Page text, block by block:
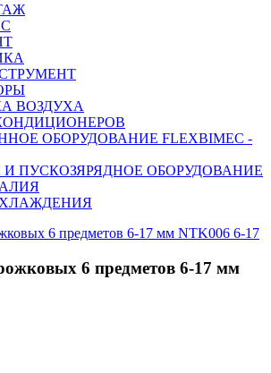
ВОЗДУХА
ОБОРУДОВАНИЕ FLEXBIMEC -
ПУСКОЗЯРЯДНОЕ ОБОРУДОВАНИЕ
6 предметов 6-17 мм